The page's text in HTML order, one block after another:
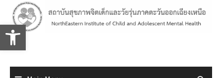
Open toolbar
content